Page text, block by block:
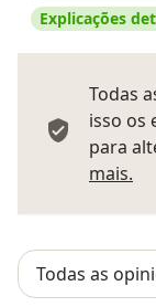
Explicações
Todas
isso os
para
mais.